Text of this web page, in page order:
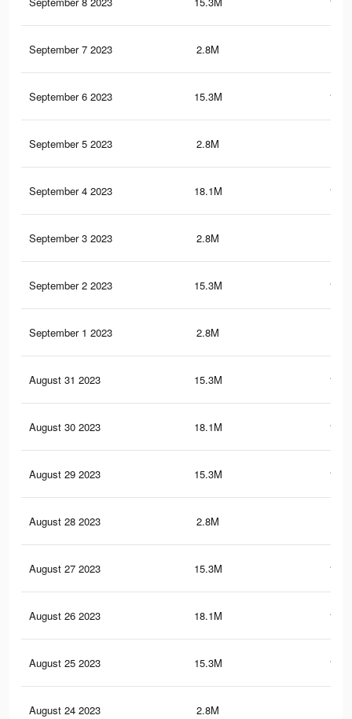
September 7 2023 2.8M
September 6 2023 15.3M
September 5 2023 2.8M
September 4 2023 18.1M
September 3 2023 2.8M
September 2 2023 15.3M
September 1 2023 2.8M
August 31 2023 15.3M
August 30 2023 18.1M
August 29 2023 15.3M
August 28 2023 2.8M
August 27 2023 15.3M
August 26 2023 18.1M
August 25 2023 15.3M
August 24 2023 2.8M